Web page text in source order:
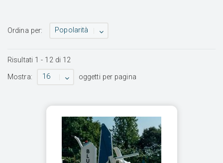
Ordina per: Popolarità
Risultati 1 - 12di 12
Mostra:
16 oggetti per pagina